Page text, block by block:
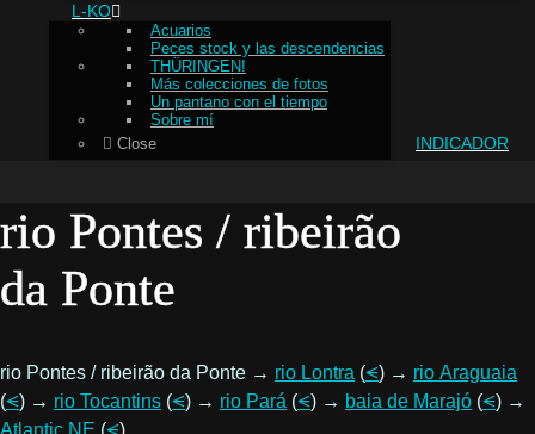
L-KO
Acuarios
Peces stock y las descendencias
THÜRINGEN!
Más colecciones de fotos
Un pantano con el tiempo
Sobre mí
Close
INDICADOR
rio Pontes / ribeirão
da Ponte
rio Pontes / ribeirão da Ponte → rio Lontra (⪪) → rio Araguaia
(⪪) → rio Tocantins (⪪) → rio Pará (⪪) → baia de Marajó (⪪) →
Atlantic NE (⪪)